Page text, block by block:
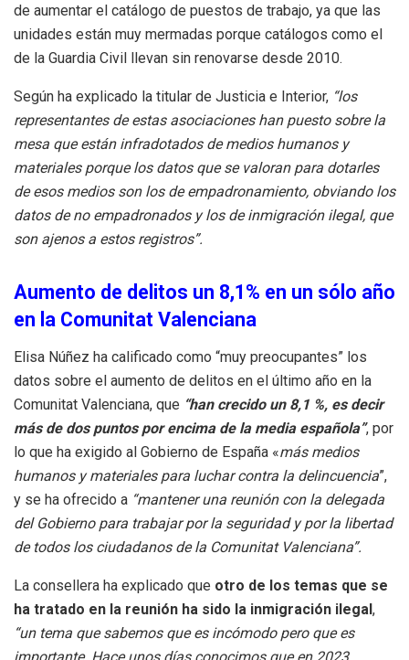
de aumentar el catálogo de puestos de trabajo, ya que las
unidades están muy mermadas porque catálogos como el
de la Guardia Civil llevan sin renovarse desde 2010.
Según ha explicado la titular de Justicia e Interior, “los
representantes de estas asociaciones han puesto sobre la
mesa que están infradotados de medios humanos y
materiales porque los datos que se valoran para dotarles
de esos medios son los de empadronamiento, obviando los
datos de no empadronados y los de inmigración ilegal, que
son ajenos a estos registros”.
Aumento de delitos un 8,1% en un sólo año
en la Comunitat Valenciana
Elisa Núñez ha calificado como “muy preocupantes” los
datos sobre el aumento de delitos en el último año en la
Comunitat Valenciana, que “han crecido un 8,1 %, es decir
más de dos puntos por encima de la media española”, por
lo que ha exigido al Gobierno de España «más medios
humanos y materiales para luchar contra la delincuencia”,
y se ha ofrecido a “mantener una reunión con la delegada
del Gobierno para trabajar por la seguridad y por la libertad
de todos los ciudadanos de la Comunitat Valenciana”.
La consellera ha explicado que otro de los temas que se
ha tratado en la reunión ha sido la inmigración ilegal,
“un tema que sabemos que es incómodo pero que es